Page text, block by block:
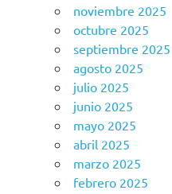
noviembre 2025
octubre 2025
septiembre 2025
agosto 2025
julio 2025
junio 2025
mayo 2025
abril 2025
marzo 2025
febrero 2025